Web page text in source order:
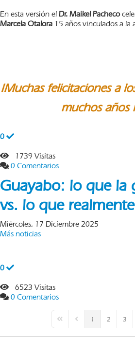
En esta versión el Dr. Maikel Pacheco
Marcela Otalora 15 años vinculados a la
¡Muchas felicitaciones a
muchos años
0
1739 Visitas
0 Comentarios
Guayabo: lo que la
vs. lo que
Miércoles, 17 Diciembre 2025
Más noticias
0
6523 Visitas
0 Comentarios
First PagePrevious Page
1 2 3